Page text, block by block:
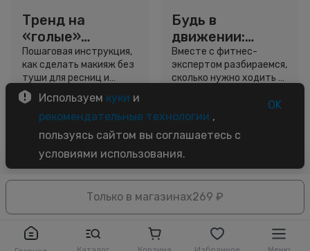
Только в магазинах269 ₽
Тренд на
«голые»
ресницы: как
выглядеть
свежо, не
используя тушь
Пошаговая инструкция,
как сделать макияж без
туши для ресниц и
звёздный образ для
вдохновения.
3 минуты
Будь в
движении:
сколько нужно
шагов для
красоты и
Вместе с фитнес-
экспертом разбираемся,
сколько нужно ходить и
5 минут
Используем куки и
рекомендательные технологии ,
пользуясь сайтом вы соглашаетесь с
условиями использования.
OK